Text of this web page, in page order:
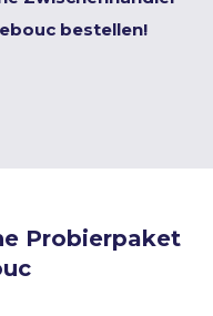
bestellen!
Probierpaket